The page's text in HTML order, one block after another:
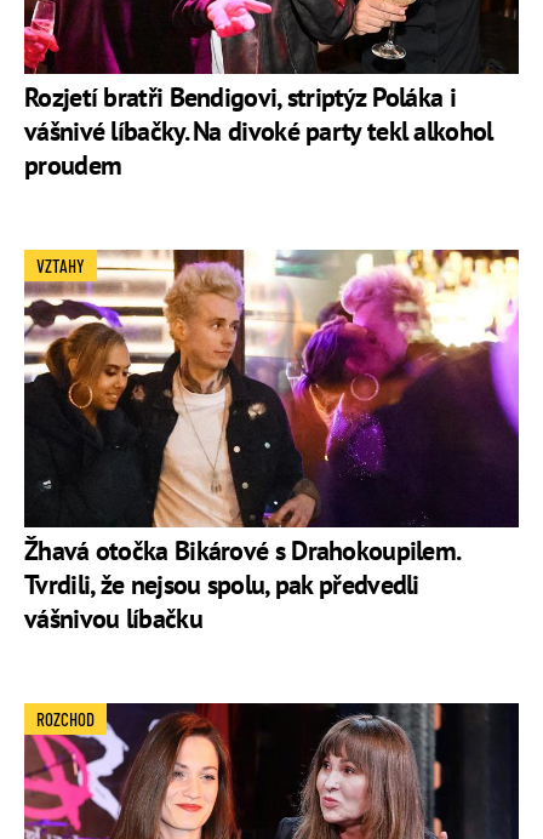
Rozjetí bratři Bendigovi, striptýz Poláka i
vášnivé líbačky. Na divoké party tekl alkohol
proudem
Žhavá otočka Bikárové s Drahokoupilem.
Tvrdili, že nejsou spolu, pak předvedli
vášnivou líbačku
VZTAHY
ROZCHOD